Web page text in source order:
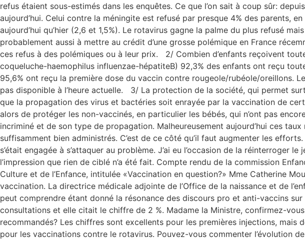
refus étaient sous-estimés dans les enquêtes. Ce que l’on sait à coup sûr:
aujourd’hui. Celui contre la méningite est refusé par presque 4% des parents,
aujourd’hui qu’hier (2,6 et 1,5%). Le rotavirus gagne la palme du plus refusé
probablement aussi à mettre au crédit d’une grosse polémique en France
ces refus à des polémiques ou à leur prix. 2/ Combien d’enfants reçoivent
coqueluche-haemophilus influenzae-hépatiteB) 92,3% des enfants ont reçu
95,6% ont reçu la première dose du vaccin contre rougeole/rubéole/oreillons.
pas disponible à l’heure actuelle. 3/ La protection de la société, qui permet
que la propagation des virus et bactéries soit enrayée par la vaccination de
alors de protéger les non-vaccinés, en particulier les bébés, qui n’ont pas
incriminé et de son type de propagation. Malheureusement aujourd’hui ces
suffisamment bien administrés. C’est de ce côté qu’il faut augmenter les
s’était engagée à s’attaquer au problème. J’ai eu l’occasion de la réinterroger
l’impression que rien de ciblé n’a été fait. Compte rendu de la commission
Culture et de l’Enfance, intitulée «Vaccination en question?» Mme Catherine
vaccination. La directrice médicale adjointe de l’Office de la naissance et de
peut comprendre étant donné la résonance des discours pro et anti-vaccins
consultations et elle citait le chiffre de 2 %. Madame la Ministre, confirmez-
recommandés? Les chiffres sont excellents pour les premières injections,
pour les vaccinations contre le rotavirus. Pouvez-vous commenter l’évolution